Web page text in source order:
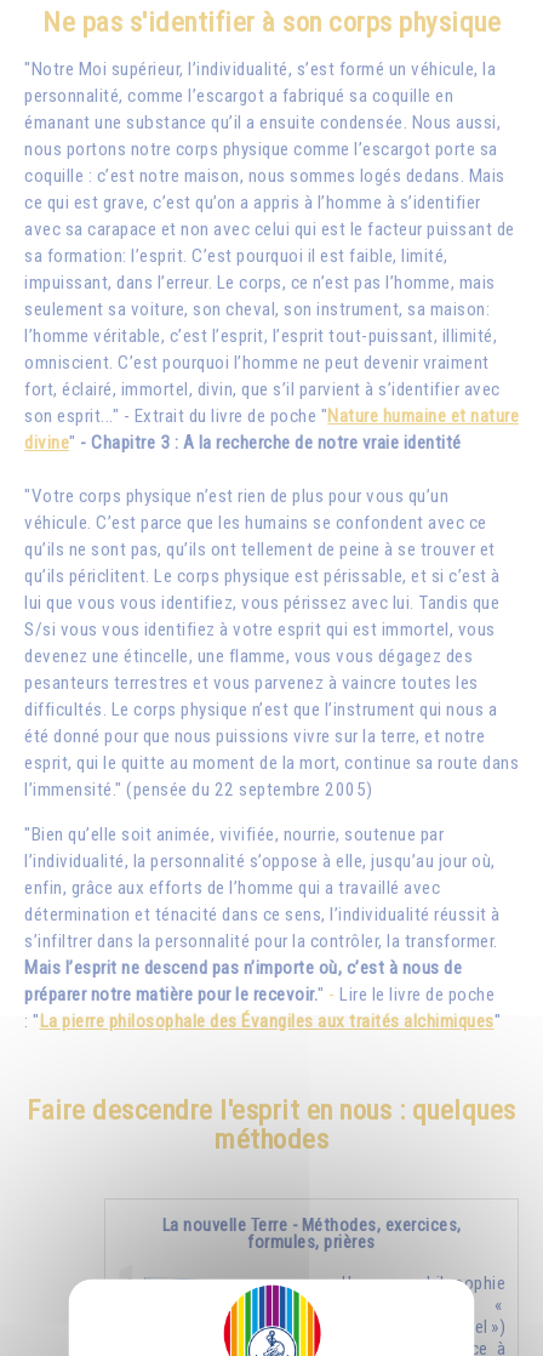
Ne pas s'identifier à son corps physique
"Notre Moi supérieur, l’individualité, s’est formé un véhicule, la
personnalité, comme l’escargot a fabriqué sa coquille en
émanant une substance qu’il a ensuite condensée. Nous aussi,
nous portons notre corps physique comme l’escargot porte sa
coquille : c’est notre maison, nous sommes logés dedans. Mais
ce qui est grave, c’est qu’on a appris à l’homme à s’identifier
avec sa carapace et non avec celui qui est le facteur puissant de
sa formation: l’esprit. C’est pourquoi il est faible, limité,
impuissant, dans l’erreur. Le corps, ce n’est pas l’homme, mais
seulement sa voiture, son cheval, son instrument, sa maison:
l’homme véritable, c’est l’esprit, l’esprit tout-puissant, illimité,
omniscient. C’est pourquoi l’homme ne peut devenir vraiment
fort, éclairé, immortel, divin, que s’il parvient à s’identifier avec
son esprit..." - Extrait du livre de poche "Nature humaine et nature
divine" - Chapitre 3 : A la recherche de notre vraie identité
"Votre corps physique n’est rien de plus pour vous qu’un
véhicule. C’est parce que les humains se confondent avec ce
qu’ils ne sont pas, qu’ils ont tellement de peine à se trouver et
qu’ils périclitent. Le corps physique est périssable, et si c’est à
lui que vous vous identifiez, vous périssez avec lui. Tandis que
S/si vous vous identifiez à votre esprit qui est immortel, vous
devenez une étincelle, une flamme, vous vous dégagez des
pesanteurs terrestres et vous parvenez à vaincre toutes les
difficultés. Le corps physique n’est que l’instrument qui nous a
été donné pour que nous puissions vivre sur la terre, et notre
esprit, qui le quitte au moment de la mort, continue sa route dans
l’immensité." (pensée du 22 septembre 2005)
"Bien qu’elle soit animée, vivifiée, nourrie, soutenue par
l’individualité, la personnalité s’oppose à elle, jusqu’au jour où,
enfin, grâce aux efforts de l’homme qui a travaillé avec
détermination et ténacité dans ce sens, l’individualité réussit à
s’infiltrer dans la personnalité pour la contrôler, la transformer.
Mais l’esprit ne descend pas n’importe où, c’est à nous de
préparer notre matière pour le recevoir." - Lire le livre de poche
: "La pierre philosophale des Évangiles aux traités alchimiques"
Faire descendre l'esprit en nous : quelques
méthodes
La nouvelle Terre - Méthodes, exercices,
formules, prières
Une philosophie
nouvelle (un «
nouveau ciel »)
donnera naissance à